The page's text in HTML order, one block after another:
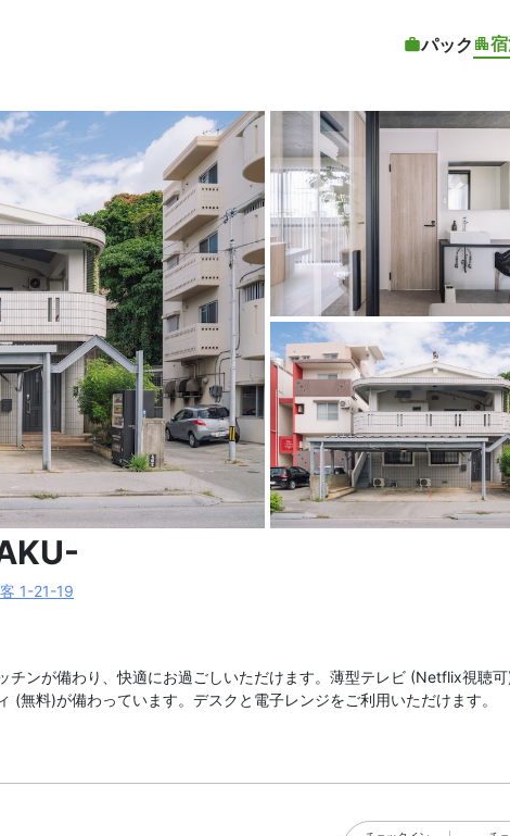
パック
を拡大表示
客室1 |
1-21-19
ンが備わり、快適にお過ごしいただけます。薄型テレビ (Netflix視聴
無料)が備わっています。デスクと電子レンジをご利用いただけます。